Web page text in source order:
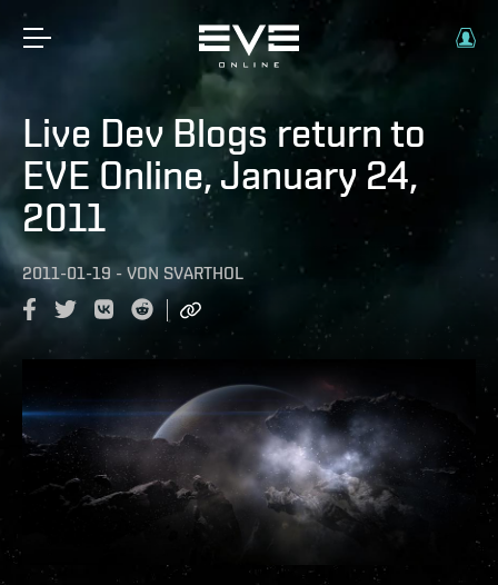
Live Dev Blogs return to
EVE Online, January 24,
2011
2011-01-19 - VON SVARTHOL